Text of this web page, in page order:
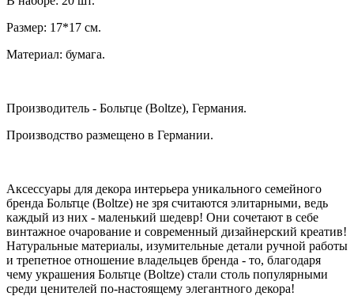
Размер: 17*17 см.
Материал: бумага.
Производитель - Больтце (Boltze), Германия.
Производство размещено в Германии.
Аксессуары для декора интерьера уникального семейного
бренда Больтце (Boltze) не зря считаются элитарными, ведь
каждый из них - маленький шедевр! Они сочетают в себе
винтажное очарование и современный дизайнерский креатив!
Натуральные материалы, изумительные детали ручной работы
и трепетное отношение владельцев бренда - то, благодаря
чему украшения Больтце (Boltze) стали столь популярными
среди ценителей по-настоящему элегантного декора!